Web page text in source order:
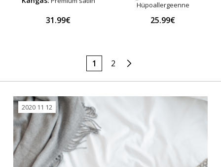
31.99€
Hüpoallergeenne
25.99€
1 2
2020 11 12